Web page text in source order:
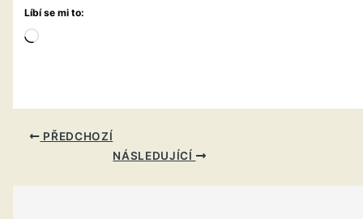
Líbí se mi to:
Načítání…
PŘEDCHOZÍ
NÁSLEDUJÍCÍ